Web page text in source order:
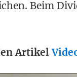
Beim
Artikel